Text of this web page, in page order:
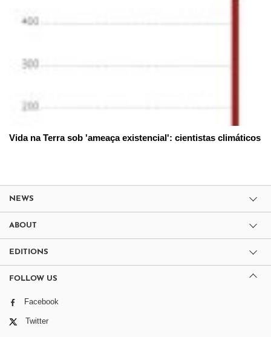
Vida na Terra sob 'ameaça existencial': cientistas climáticos
NEWS
ABOUT
EDITIONS
FOLLOW US
Facebook
Twitter